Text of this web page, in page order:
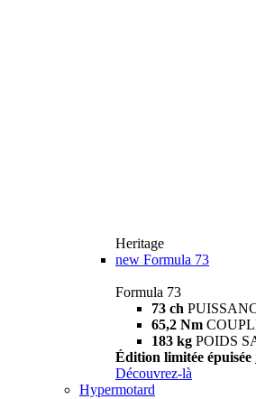
Heritage
new Formula 73
Formula 73
73 ch
65,2 Nm
183 kg POIDS
Édition limitée épuisée
Découvrez-là
Hypermotard